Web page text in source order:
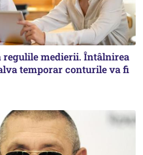
regulile medierii. Întâlnirea
temporar conturile va fi